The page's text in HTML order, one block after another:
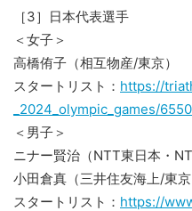
［3］日本代表選手
＜女子＞
高橋侑子（相互物産/東京）
スタートリスト： https://
_2024_olympic_games/
＜男子＞
ニナー賢治（NTT東日本・
小田倉真（三井住友海上/東京
スタートリスト： https://